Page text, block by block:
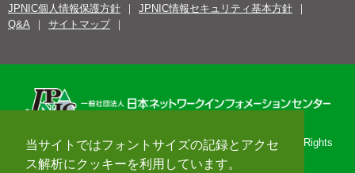
当サイトではフォントサイズの記録とアクセ
ス解析にクッキーを利用しています。
JPNIC個人情報保護方針
JPNIC情報セキュリティ基本方針
Q&A
サイトマップ
Copyright© 1996-2026 Japan Network Information Center. All Rights
Reserved.